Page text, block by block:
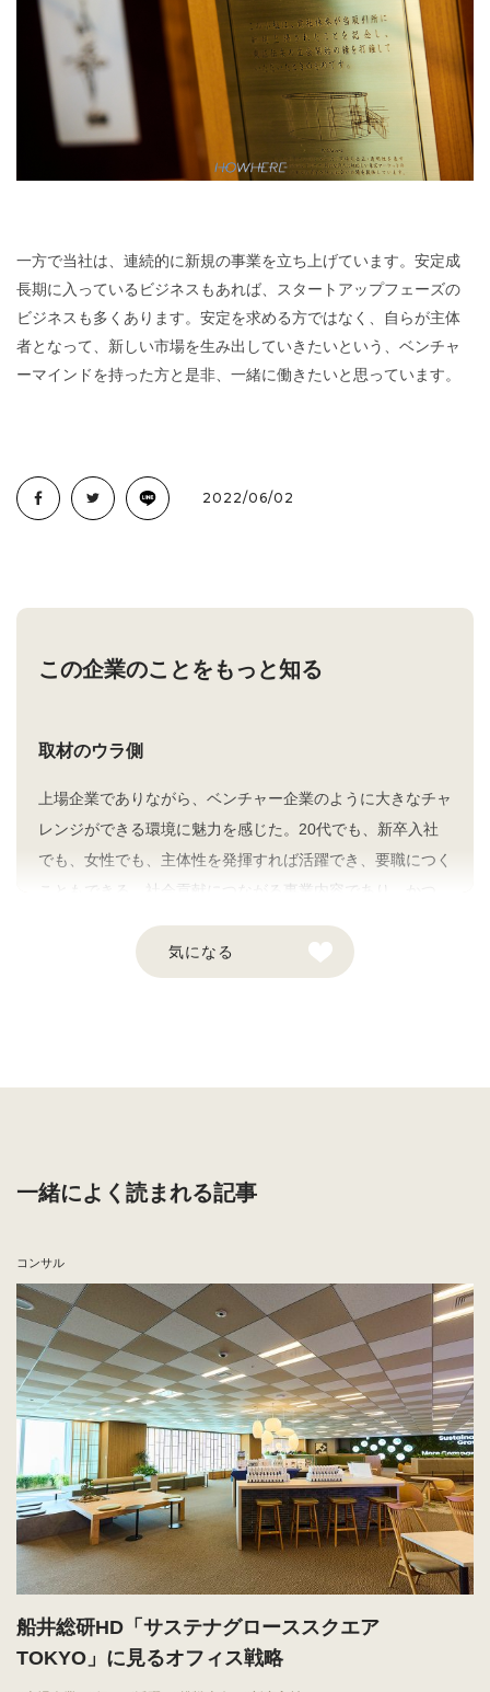
一方で当社は、連続的に新規の事業を立ち上げています。安定成
長期に入っているビジネスもあれば、スタートアップフェーズの
ビジネスも多くあります。安定を求める方ではなく、自らが主体
者となって、新しい市場を生み出していきたいという、ベンチャ
ーマインドを持った方と是非、一緒に働きたいと思っています。
2022/06/02
この企業のことをもっと知る
取材のウラ側
上場企業でありながら、ベンチャー企業のように大きなチャ
レンジができる環境に魅力を感じた。20代でも、新卒入社
でも、女性でも、主体性を発揮すれば活躍でき、要職につく
こともできる。社会貢献につながる事業内容であり、かつ
れる風土を生み出しているのだろう。
気になる
一緒によく読まれる記事
コンサル
船井総研HD「サステナグローススクエア
TOKYO」に見るオフィス戦略